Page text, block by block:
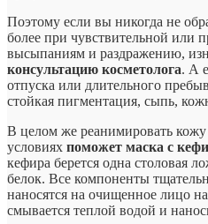
Поэтому если вы никогда не
более при чувствительной или
высыпаниям и раздражению,
консультацию косметолога. А
отпуска или длительного
стойкая пигментация, сыпь,
В целом же реанимировать
условиях поможет маска с
кефира берется одна столовая
белок. Все компоненты
наносятся на очищенное лицо
смывается теплой водой и